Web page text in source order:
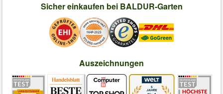
Sicher einkaufen bei BALDUR-Garten
Auszeichnungen